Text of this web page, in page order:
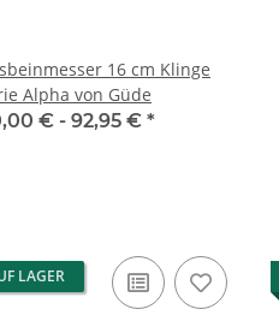
16 cm Klinge
Alpha von Güde
€ - 92,95 € *
LAGER